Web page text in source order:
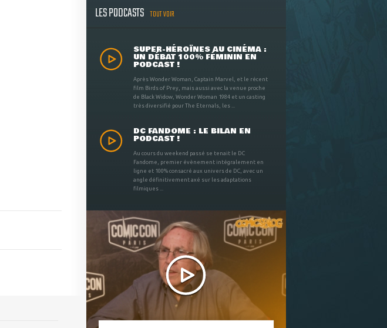
LES PODCASTS TOUT VOIR
SUPER-HÉROÏNES AU CINÉMA :
UN DÉBAT 100% FÉMININ EN
PODCAST !
Après Wonder Woman, Captain Marvel, et le récent
film Birds of Prey, mais aussi avec la venue proche
de Black Widow, Wonder Woman 1984 et un casting
très diversifié pour The Eternals, les ...
DC FANDOME : LE BILAN EN
PODCAST !
Au cours du weekend passé se tenait le DC
Fandome, premier évènement intégralement en
ligne et 100% consacré aux univers de DC, avec un
angle définitivement axé sur les adaptations
filmiques ...